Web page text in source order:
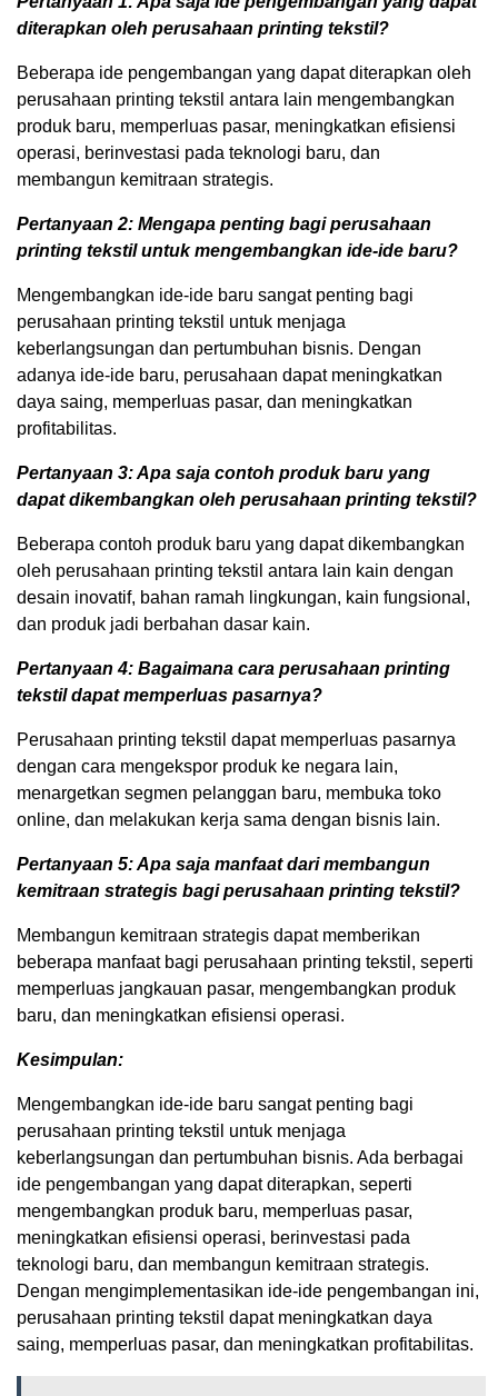
diterapkan oleh perusahaan printing tekstil?
Beberapa ide pengembangan yang dapat diterapkan oleh
perusahaan printing tekstil antara lain mengembangkan
produk baru, memperluas pasar, meningkatkan efisiensi
operasi, berinvestasi pada teknologi baru, dan
membangun kemitraan strategis.
Pertanyaan 2: Mengapa penting bagi perusahaan
printing tekstil untuk mengembangkan ide-ide baru?
Mengembangkan ide-ide baru sangat penting bagi
perusahaan printing tekstil untuk menjaga
keberlangsungan dan pertumbuhan bisnis. Dengan
adanya ide-ide baru, perusahaan dapat meningkatkan
daya saing, memperluas pasar, dan meningkatkan
profitabilitas.
Pertanyaan 3: Apa saja contoh produk baru yang
dapat dikembangkan oleh perusahaan printing tekstil?
Beberapa contoh produk baru yang dapat dikembangkan
oleh perusahaan printing tekstil antara lain kain dengan
desain inovatif, bahan ramah lingkungan, kain fungsional,
dan produk jadi berbahan dasar kain.
Pertanyaan 4: Bagaimana cara perusahaan printing
tekstil dapat memperluas pasarnya?
Perusahaan printing tekstil dapat memperluas pasarnya
dengan cara mengekspor produk ke negara lain,
menargetkan segmen pelanggan baru, membuka toko
online, dan melakukan kerja sama dengan bisnis lain.
Pertanyaan 5: Apa saja manfaat dari membangun
kemitraan strategis bagi perusahaan printing tekstil?
Membangun kemitraan strategis dapat memberikan
beberapa manfaat bagi perusahaan printing tekstil, seperti
memperluas jangkauan pasar, mengembangkan produk
baru, dan meningkatkan efisiensi operasi.
Kesimpulan:
Mengembangkan ide-ide baru sangat penting bagi
perusahaan printing tekstil untuk menjaga
keberlangsungan dan pertumbuhan bisnis. Ada berbagai
ide pengembangan yang dapat diterapkan, seperti
mengembangkan produk baru, memperluas pasar,
meningkatkan efisiensi operasi, berinvestasi pada
teknologi baru, dan membangun kemitraan strategis.
Dengan mengimplementasikan ide-ide pengembangan ini,
perusahaan printing tekstil dapat meningkatkan daya
saing, memperluas pasar, dan meningkatkan profitabilitas.